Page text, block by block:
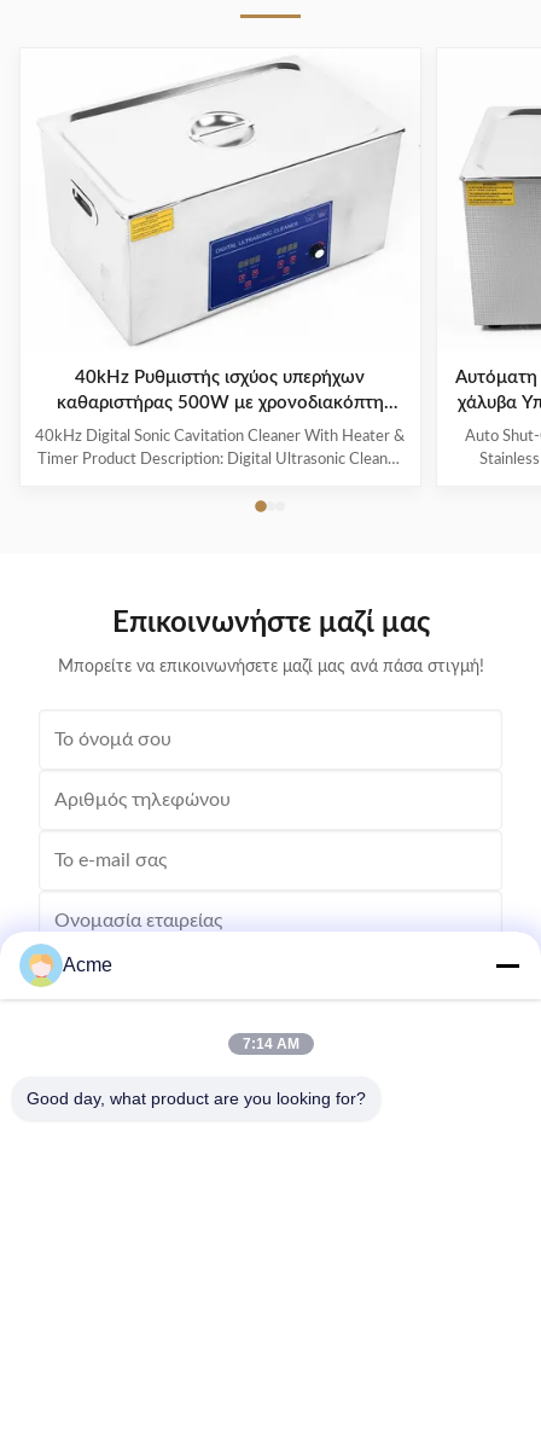
40kHz Ρυθμιστής ισχύος υπερήχων
καθαριστήρας 500W με χρονοδιακόπτη
θέρμανσης
40kHz Digital Sonic Cavitation Cleaner With Heater &
Timer Product Description: Digital Ultrasonic Cleaner
powerful and efficient cleaning device suitable for a
cleaner is ideal for cleaning delicate and hard-to-reach
Αυτόματη
χάλυβα
Auto
Επικοινωνήστε μαζί μας
Μπορείτε να επικοινωνήσετε μαζί μας ανά πάσα στιγμή!
Acme
7:14 AM
Good day, what product are you looking for?